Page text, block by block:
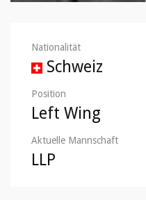
Nationalität
Schweiz
Position
Left Wing
Aktuelle Mannschaft
LLP